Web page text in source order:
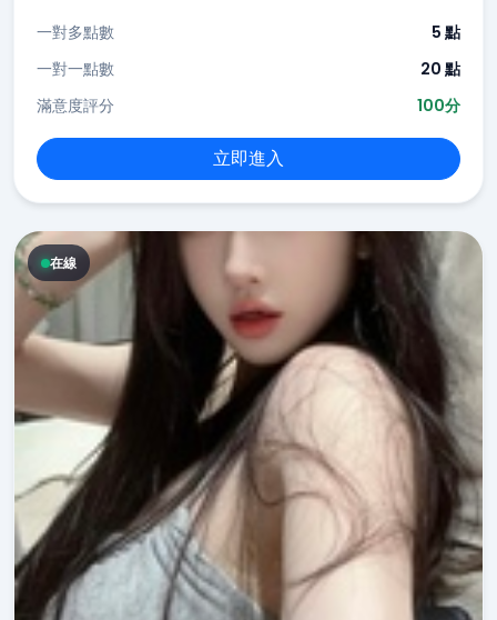
一對多點數
5 點
一對一點數
20 點
滿意度評分
100分
立即進入
在線